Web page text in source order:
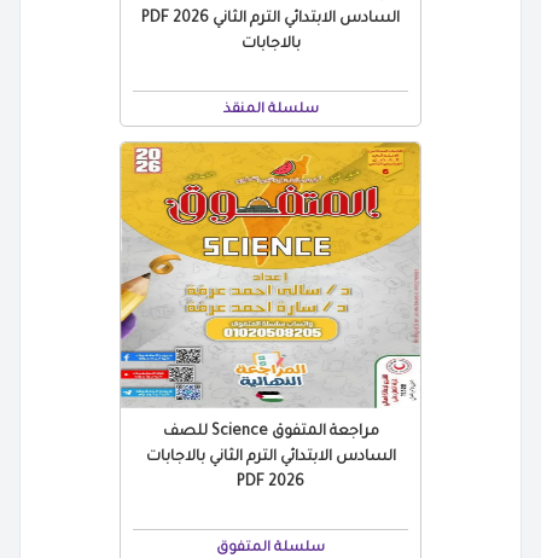
السادس الابتدائي الترم الثاني 2026 PDF
بالاجابات
سلسلة المنقذ
مراجعة المتفوق Science للصف
السادس الابتدائي الترم الثاني بالاجابات
2026 PDF
سلسلة المتفوق